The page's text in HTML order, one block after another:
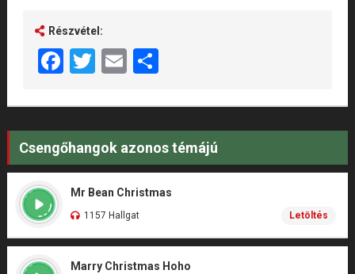
Részvétel:
Facebook
Twitter
EmailShare
Csengőhangok azonos témájú
Mr Bean Christmas
1157 Hallgat Letöltés
Marry Christmas Hoho